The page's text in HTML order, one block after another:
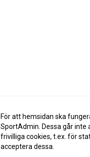
För att hemsidan ska
SportAdmin. Dessa går inte
frivilliga cookies, t.ex. för
acceptera dessa.